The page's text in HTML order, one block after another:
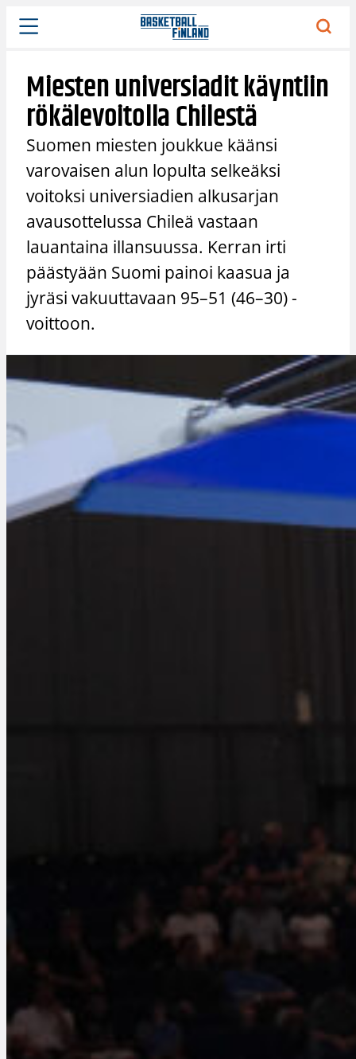
Siirry
sisältöön
Miesten universiadit käyntiin
rökälevoitolla Chilestä
Suomen miesten joukkue käänsi
varovaisen alun lopulta selkeäksi
voitoksi universiadien alkusarjan
avausottelussa Chileä vastaan
lauantaina illansuussa. Kerran irti
päästyään Suomi painoi kaasua ja
jyräsi vakuuttavaan 95–51 (46–30) -
voittoon.